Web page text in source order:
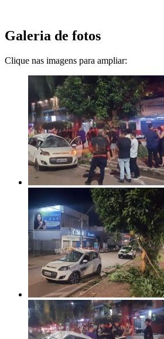
Galeria de fotos
Clique nas imagens para ampliar: